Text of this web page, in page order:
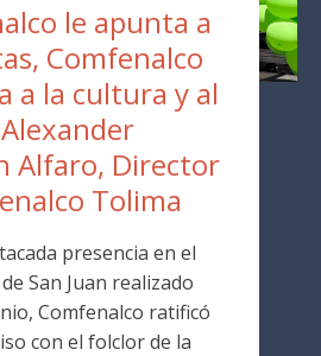
le apunta a
Comfenalco
a la cultura y al
Alfaro, Director
Tolima
presencia en el
San Juan realizado
Comfenalco ratificó
con el folclor de la